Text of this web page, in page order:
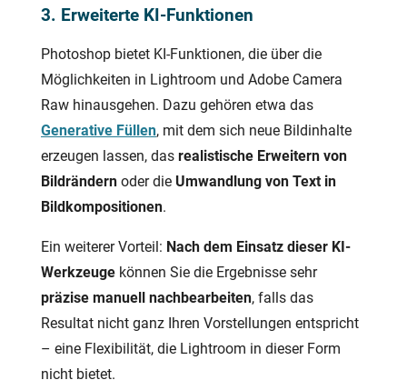
3. Erweiterte KI-Funktionen
Photoshop bietet KI-Funktionen, die über die
Möglichkeiten in Lightroom und Adobe Camera
Raw hinausgehen. Dazu gehören etwa das
Generative Füllen, mit dem sich neue Bildinhalte
erzeugen lassen, das realistische Erweitern von
Bildrändern oder die Umwandlung von Text in
Bildkompositionen.
Ein weiterer Vorteil: Nach dem Einsatz dieser KI-
Werkzeuge können Sie die Ergebnisse sehr
präzise manuell nachbearbeiten, falls das
Resultat nicht ganz Ihren Vorstellungen entspricht
– eine Flexibilität, die Lightroom in dieser Form
nicht bietet.